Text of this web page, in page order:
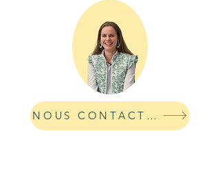
NOUS CONTACTER